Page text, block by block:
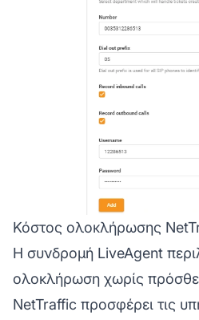
Κόστος ολοκλήρωσης
Η συνδρομή LiveAgent
ολοκλήρωση χωρίς
NetTraffic προσφέρει τις